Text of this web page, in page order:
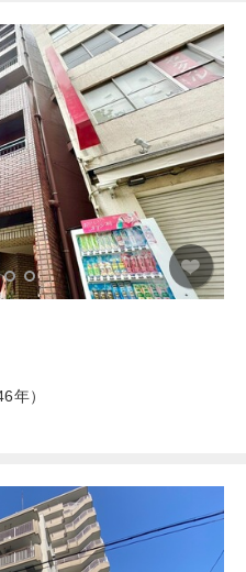
年）